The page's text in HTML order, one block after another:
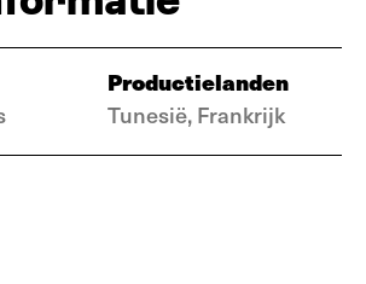
Productielanden
Tunesië, Frankrijk